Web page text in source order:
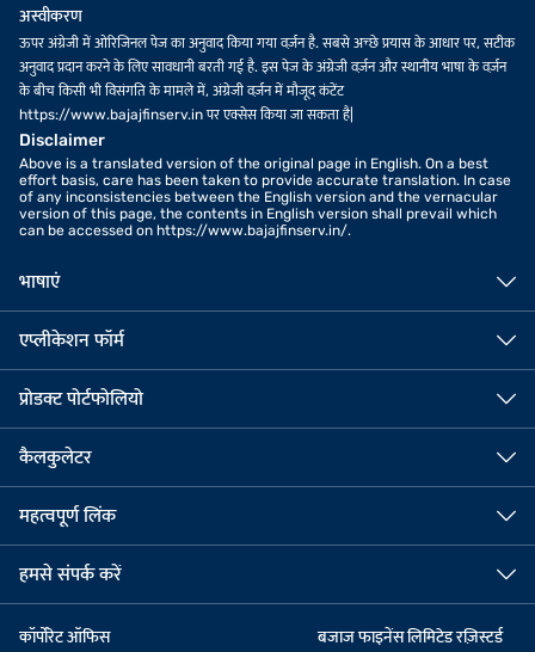
अस्वीकरण
ऊपर अंग्रेजी में ओरिजिनल पेज का अनुवाद किया गया वर्ज़न है. सबसे अच्छे प्रयास के आधार पर, सटीक
अनुवाद प्रदान करने के लिए सावधानी बरती गई है. इस पेज के अंग्रेजी वर्ज़न और स्थानीय भाषा के वर्ज़न
के बीच किसी भी विसंगति के मामले में, अंग्रेजी वर्ज़न में मौजूद कंटेंट
https://www.bajajfinserv.in पर एक्सेस किया जा सकता है|
Disclaimer
Above is a translated version of the original page in English. On a best
effort basis, care has been taken to provide accurate translation. In case
of any inconsistencies between the English version and the vernacular
version of this page, the contents in English version shall prevail which
can be accessed on https://www.bajajfinserv.in/.
भाषाएं
एप्लीकेशन फॉर्म
प्रोडक्ट पोर्टफोलियो
कैलकुलेटर
महत्वपूर्ण लिंक
हमसे संपर्क करें
कॉर्पोरेट ऑफिस
बजाज फाइनेंस लिमिटेड रज़िस्टर्ड